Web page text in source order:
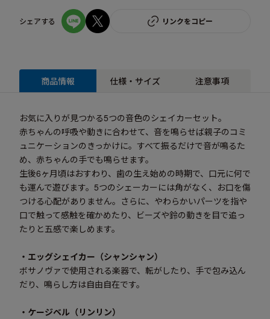
シェアする リンクをコピー
商品情報 仕様・サイズ 注意事項
お気に入りが見つかる5つの音色のシェイカーセット。
赤ちゃんの呼吸や動きに合わせて、音を鳴らせば親子のコミ
ュニケーションのきっかけに。すべて振るだけで音が鳴るた
め、赤ちゃんの手でも鳴らせます。
生後6ヶ月頃はおすわり、歯の生え始めの時期で、口元に何で
も運んで遊びます。5つのシェーカーには角がなく、お口を傷
つける心配がありません。さらに、やわらかいパーツを指や
口で触って感触を確かめたり、ビーズや鈴の動きを目で追っ
たりと五感で楽しめます。
・エッグシェイカー（シャンシャン）
ボサノヴァで使用される楽器で、転がしたり、手で包み込ん
だり、鳴らし方は自由自在です。
・ケージベル（リンリン）